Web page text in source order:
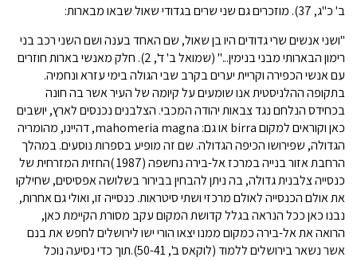
ב' כ"ג, 37). מוזכרים גם שני שרים בגדודי שאול שבאו מבארות:
"ושני אנשים שרי גדודים היו בן שאול, שם האחד בענה ושם השני רכב בני
רימון הבארותי מבני בנימין..." (שמואל ב' ד', 2). חלק מאנשי בארות חוזרים
עם אנשי הכפירה וקריית יערים בקרב שבי הגולה בימי עזרא ונחמיה.
בתקופה ההלניסטית אנו שומעים על קיומה של העיר אשר בה חונה
בכחידס הנלחם נגד צבאות יהודה המכבי. הצלבנים נכנסים לארץ, יושבים
כאן וקוראים למקום birra או גם: mahomeria magna, דהיינו, מהומריה
הגדולה, שפירושו הכיפה הגדולה. שם זה מופיע בספרות נוסעים. במהלך
הרחבת אזור בנייה במרכז אל-בירה נחשפה (1987 )החזית המזרחית של
כנסייה צלבנית גדולה, בה ניתן להבחין בבירור בשלושה אפסיסים, שחילקו
את אולם הכנסייה לאולם מרכזי ושתי סיטראות. כנסייה זו, ואולי גם אחרות,
נבנו כאן ככל הנראה בגלל קדושת המקום עקב מסורת הקיימת כאן,
הרואה את אל-בירה כמקום ממנו יצאו הורי ישו לירושלים לחפש את בנם
אשר נשאר בירושלים ללמוד (לוקאס ב', 50-41).תוך כדי נסיעה נוכל